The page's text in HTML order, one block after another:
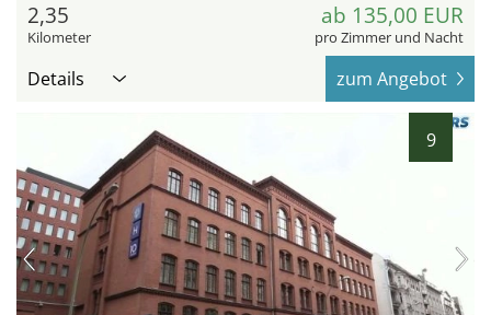
2,35
Kilometer
ab 135,00 EUR
pro Zimmer und Nacht
Details zum Angebot
9